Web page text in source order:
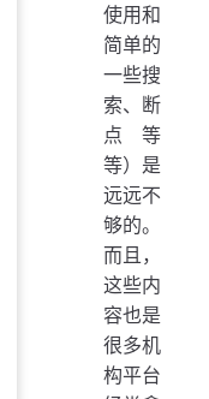
使用和
简单的
一些搜
索、断
点等
等）是
远远不
够的。
而且，
这些内
容也是
很多机
构平台